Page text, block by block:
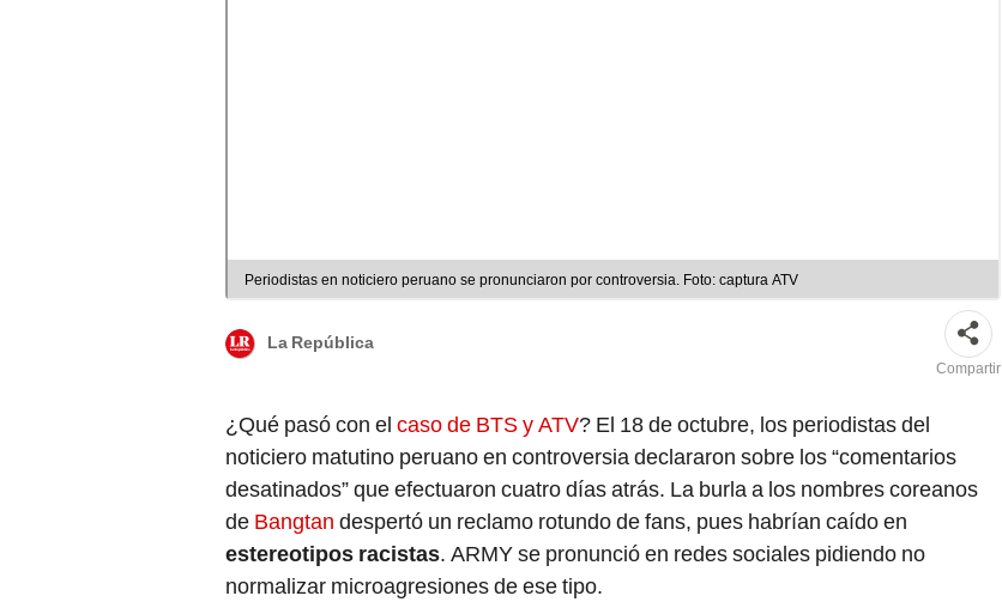
Periodistas en noticiero peruano se pronunciaron por controversia. Foto: captura ATV
La República
Compartir
¿Qué pasó con el caso de BTS y ATV? El 18 de octubre, los periodistas del
noticiero matutino peruano en controversia declararon sobre los “comentarios
desatinados” que efectuaron cuatro días atrás. La burla a los nombres coreanos
de Bangtan despertó un reclamo rotundo de fans, pues habrían caído en
estereotipos racistas. ARMY se pronunció en redes sociales pidiendo no
normalizar microagresiones de ese tipo.